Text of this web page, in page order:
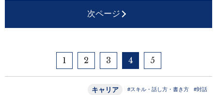
次ページ
1 2 3 4 5
キャリア #スキル・話し方・書き方 #対話